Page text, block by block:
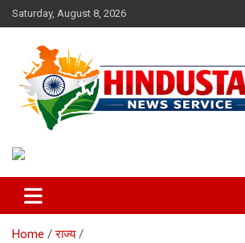
Skip
to
Saturday, August 8, 2026
Hindustan News
Home
राज्य